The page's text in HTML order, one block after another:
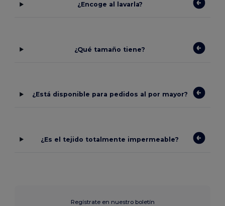
¿Encoge al lavarla?
¿Qué tamaño tiene?
¿Está disponible para pedidos al por mayor?
¿Es el tejido totalmente impermeable?
Regístrate en nuestro boletín